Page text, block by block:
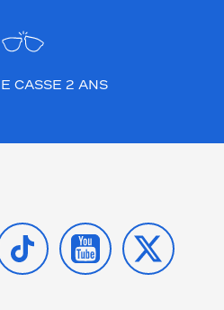
CASSE 2 ANS
TIKTOK YOUTUBE
X